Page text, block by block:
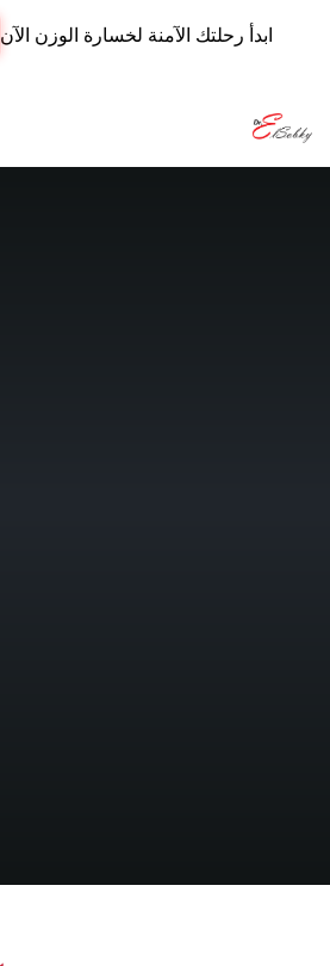
ابدأ رحلتك الآمنة لخسارة الوزن الآن
المحتوى